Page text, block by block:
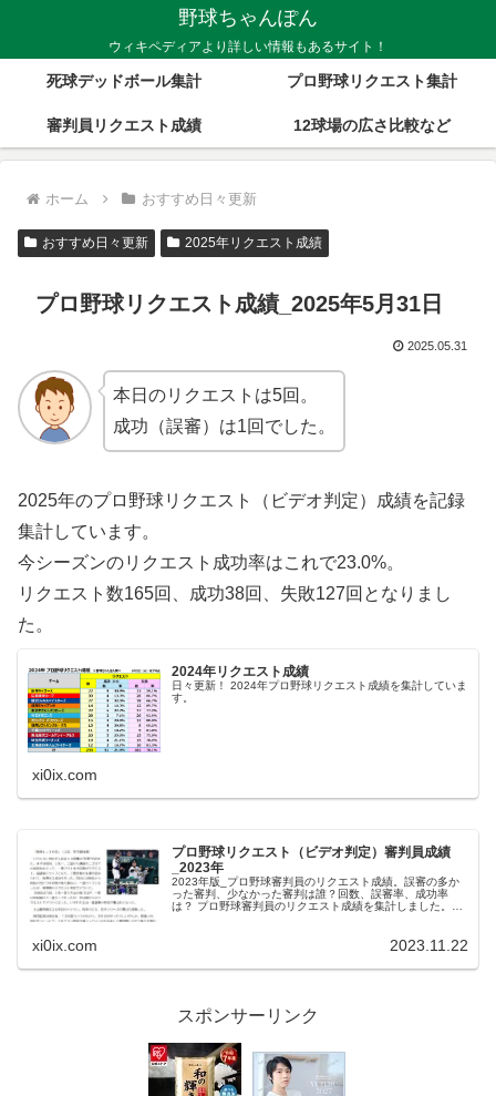
野球ちゃんぽん
ウィキペディアより詳しい情報もあるサイト！
死球デッドボール集計 プロ野球リクエスト集計
審判員リクエスト成績 12球場の広さ比較など
ホーム おすすめ日々更新
おすすめ日々更新 2025年リクエスト成績
プロ野球リクエスト成績_2025年5月31日
2025.05.31
本日のリクエストは5回。
成功（誤審）は1回でした。
2025年のプロ野球リクエスト（ビデオ判定）成績を記録
集計しています。
今シーズンのリクエスト成功率はこれで23.0%。
リクエスト数165回、成功38回、失敗127回となりまし
た。
2024年リクエスト成績
日々更新！ 2024年プロ野球リクエスト成績を集計していま
す。
xi0ix.com
プロ野球リクエスト（ビデオ判定）審判員成績
_2023年
2023年版_プロ野球審判員のリクエスト成績。誤審の多か
った審判、少なかった審判は誰？回数、誤審率、成功率
は？ プロ野球審判員のリクエスト成績を集計しました。厳
xi0ix.com 2023.11.22
スポンサーリンク